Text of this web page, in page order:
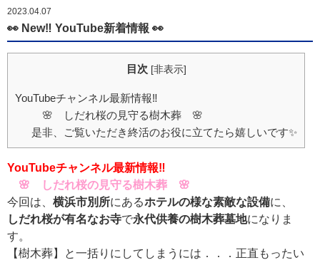
2023.04.07
👀 New‼ YouTube新着情報 👀
目次 [非表示]
YouTubeチャンネル最新情報‼
🌸 しだれ桜の見守る樹木葬 🌸
是非、ご覧いただき終活のお役に立てたら嬉しいです✨
YouTubeチャンネル最新情報‼
🌸 しだれ桜の見守る樹木葬 🌸
今回は、 横浜市別所にあるホテルの様な素敵な設備に、
しだれ桜が有名なお寺で永代供養の樹木葬墓地になりま
す。
【樹木葬】と一括りにしてしまうには．．．正直もったい